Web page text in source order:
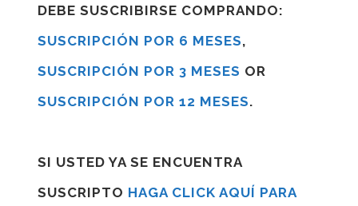
DEBE SUSCRIBIRSE COMPRANDO:
SUSCRIPCIÓN POR 6 MESES,
SUSCRIPCIÓN POR 3 MESES OR
SUSCRIPCIÓN POR 12 MESES.
SI USTED YA SE ENCUENTRA
SUSCRIPTO HAGA CLICK AQUÍ PARA